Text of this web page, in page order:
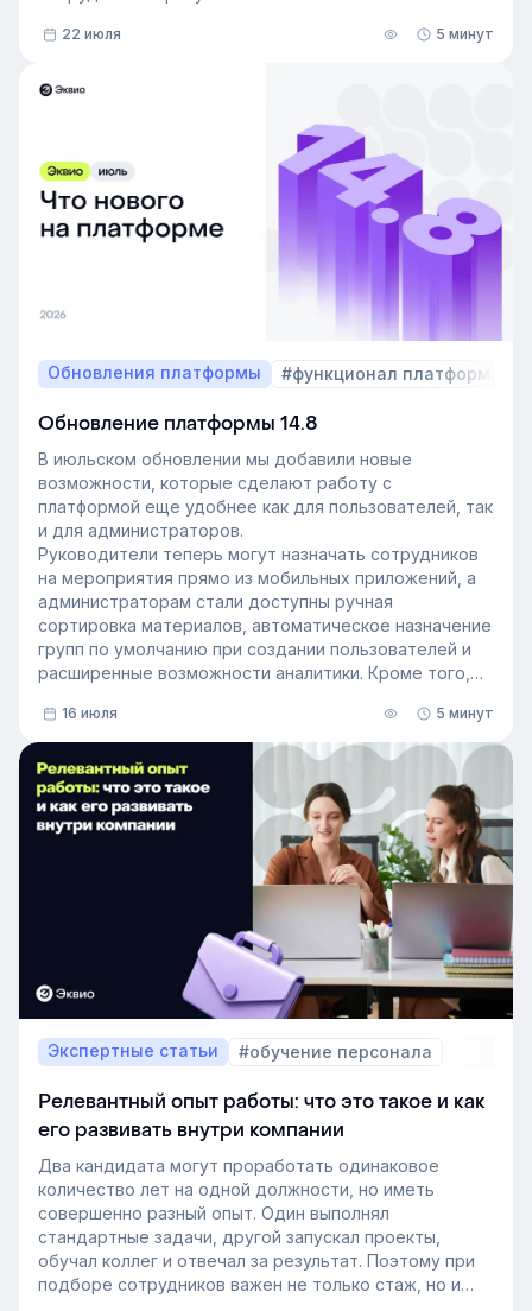
22 июля 5 минут
Обновления платформы #функционал платформы
Обновление платформы 14.8
В июльском обновлении мы добавили новые
возможности, которые сделают работу с
платформой еще удобнее как для пользователей, так
и для администраторов.
Руководители теперь могут назначать сотрудников
на мероприятия прямо из мобильных приложений, а
администраторам стали доступны ручная
сортировка материалов, автоматическое назначение
групп по умолчанию при создании пользователей и
расширенные возможности аналитики. Кроме того,
он охватывает и материалы из раздела «Проводник».
16 июля 5 минут
Экспертные статьи #обучение персонала
Релевантный опыт работы: что это такое и как
его развивать внутри компании
Два кандидата могут проработать одинаковое
количество лет на одной должности, но иметь
совершенно разный опыт. Один выполнял
стандартные задачи, другой запускал проекты,
обучал коллег и отвечал за результат. Поэтому при
подборе сотрудников важен не только стаж, но и